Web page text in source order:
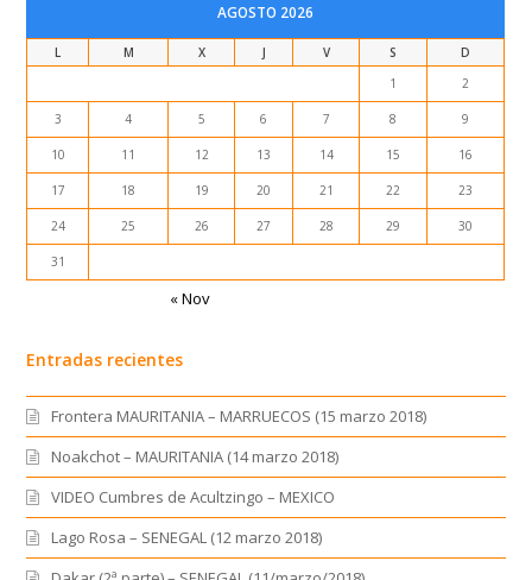
AGOSTO 2026
L M X J V S
D
1
2
3 4 5 6 7 8 9
10 11 12 13 14 15 16
17 18 19 20 21 22 23
24 25 26 27 28 29 30
31
« Nov
Entradas recientes
Frontera MAURITANIA – MARRUECOS (15 marzo 2018)
Noakchot – MAURITANIA (14 marzo 2018)
VIDEO Cumbres de Acultzingo – MEXICO
Lago Rosa – SENEGAL (12 marzo 2018)